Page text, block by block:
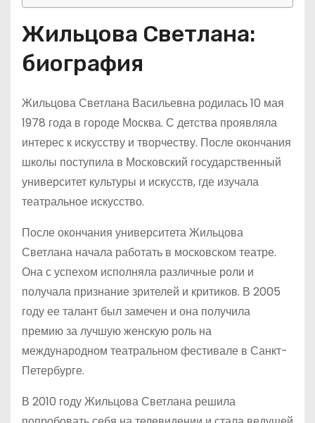
Жильцова Светлана:
биография
Жильцова Светлана Васильевна родилась 10 мая
1978 года в городе Москва. С детства проявляла
интерес к искусству и творчеству. После окончания
школы поступила в Московский государственный
университет культуры и искусств, где изучала
театральное искусство.
После окончания университета Жильцова
Светлана начала работать в московском театре.
Она с успехом исполняла различные роли и
получала признание зрителей и критиков. В 2005
году ее талант был замечен и она получила
премию за лучшую женскую роль на
международном театральном фестивале в Санкт-
Петербурге.
В 2010 году Жильцова Светлана решила